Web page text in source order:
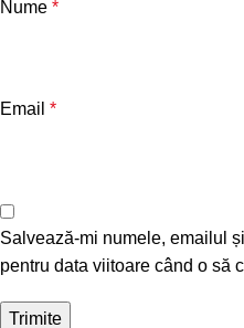
Nume *
Email *
Salvează-mi numele, emailul
pentru data viitoare când o să